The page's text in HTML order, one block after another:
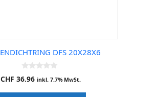
DFS 20X28X6
0
o
CHF 36.96 inkl. 7.7% MwSt.